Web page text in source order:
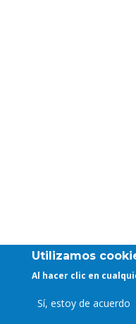
Utilizamos
Al hacer clic en
Sí, estoy de acuerdo